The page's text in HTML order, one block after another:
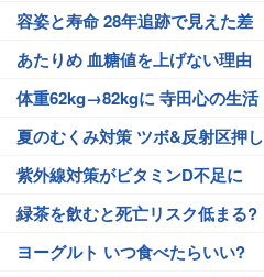
容姿と寿命 28年追跡で見えた差
あたりめ 血糖値を上げない理由
体重62kg→82kgに 寺田心の生活
夏のむくみ対策 ツボ&反射区押し
紫外線対策がビタミンD不足に
緑茶を飲むと死亡リスク低まる?
ヨーグルト いつ食べたらいい?